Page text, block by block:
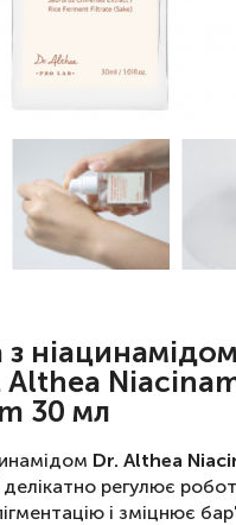
ніацинамідом
Althea
30 мл
Dr. Althea
делікатно регулює
і зміцнює